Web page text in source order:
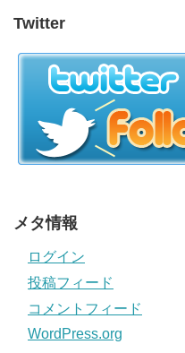
Twitter
メタ情報
ログイン
投稿フィード
コメントフィード
WordPress.org